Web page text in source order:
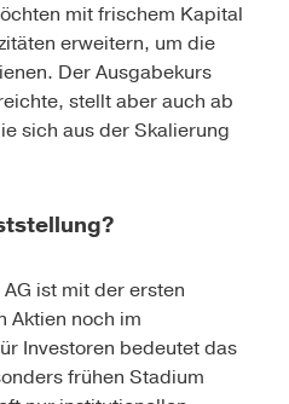
mit frischem Kapital
erweitern, um die
Der Ausgabekurs
stellt aber auch ab
sich aus der Skalierung
ist mit der ersten
Aktien noch im
Investoren bedeutet das
frühen Stadium